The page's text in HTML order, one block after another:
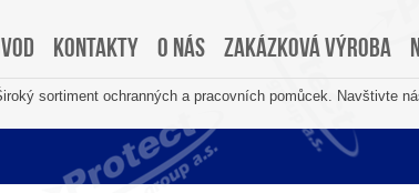
Kontakty O nás Zakázková výroba
sortiment ochranných a pracovních pomůcek. Navštivte